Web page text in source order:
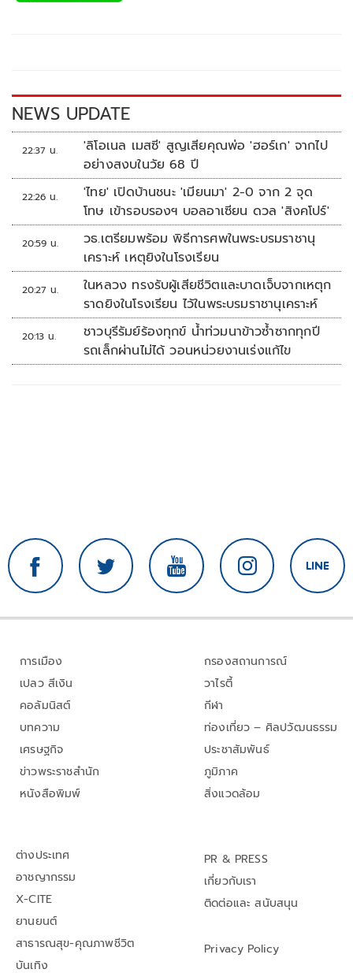
k k
NEWS UPDATE
22:37 น.
'ลิโอเนล เมสซี' สูญเสียคุณพ่อ 'ฮอร์เก' จากไป
อย่างสงบในวัย 68 ปี
22:26 น.
'ไทย' เปิดบ้านชนะ 'เมียนมา' 2-0 จาก 2 จุด
โทษ เข้ารอบรองฯ บอลอาเซียน ดวล 'สิงคโปร์'
20:59 น.
วธ.เตรียมพร้อม พิธีการศพในพระบรมราชานุ
เคราะห์ เหตุยิงในโรงเรียน
20:27 น.
ในหลวง ทรงรับผู้เสียชีวิตและบาดเจ็บจากเหตุก
ราดยิงในโรงเรียน ไว้ในพระบรมราชานุเคราะห์
20:13 น.
ชาวบุรีรัมย์ร้องทุกข์ น้ำท่วมนาข้าวซ้ำซากทุกปี
รถเล็กผ่านไม่ได้ วอนหน่วยงานเร่งแก้ไข
การเมือง
เปลว สีเงิน
คอลัมนิสต์
บทความ
เศรษฐกิจ
ข่าวพระราชสำนัก
หนังสือพิมพ์
กรองสถานการณ์
วาไรตี้
กีฬา
ท่องเที่ยว – ศิลปวัฒนธรรม
ประชาสัมพันธ์
ภูมิภาค
สิ่งแวดล้อม
ต่างประเทศ
อาชญากรรม
X-CITE
ยานยนต์
สาธารณสุข-คุณภาพชีวิต
บันเทิง
PR & PRESS
เกี่ยวกับเรา
ติดต่อและ สนับสนุน
Privacy Policy